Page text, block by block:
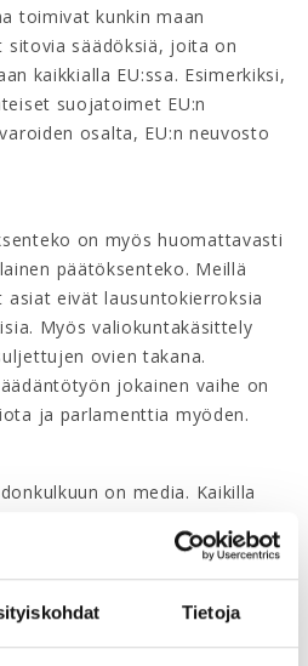
Tietoja
toimivat kunkin maan
sitovia säädöksiä, joita on
kaikkialla EU:ssa. Esimerkiksi,
suojatoimet EU:n
osalta, EU:n neuvosto
on myös huomattavasti
päätöksenteko. Meillä
eivät lausuntokierroksia
Myös valiokuntakäsittely
ovien takana.
jokainen vaihe on
ja parlamenttia myöden.
on media. Kaikilla
Vertailun vuoksi mainittakoon,
on Porissa 17 toimittajaa,
ihme, ettei Brysselistä kuulu